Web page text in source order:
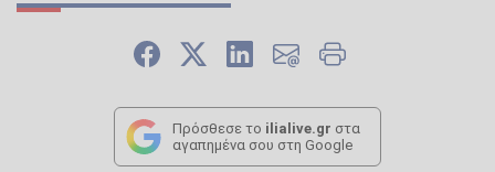
Πρόσθεσε το ilialive.gr στα
αγαπημένα σου στη Google